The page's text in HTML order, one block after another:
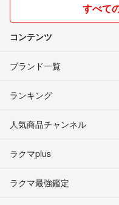
すべて
コンテンツ
ブランド一覧
ランキング
人気商品チャンネル
ラクマplus
ラクマ最強鑑定